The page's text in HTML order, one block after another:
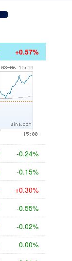
+0.57%
-0.24%
-0.15%
+0.30%
-0.55%
-0.02%
0.00%